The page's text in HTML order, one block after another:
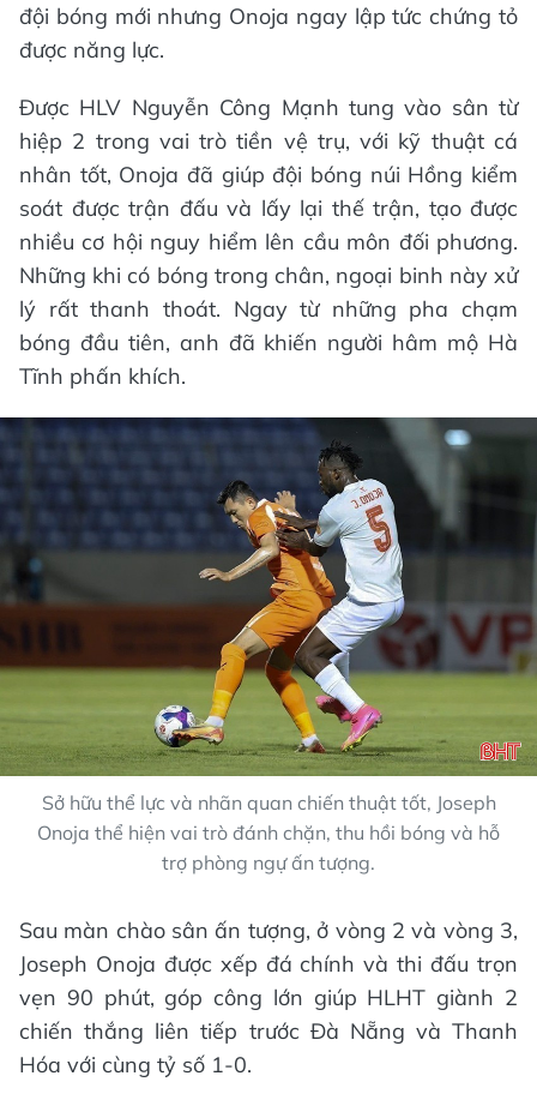
đội bóng mới nhưng Onoja ngay lập tức chứng tỏ
được năng lực.
Được HLV Nguyễn Công Mạnh tung vào sân từ
hiệp 2 trong vai trò tiền vệ trụ, với kỹ thuật cá
nhân tốt, Onoja đã giúp đội bóng núi Hồng kiểm
soát được trận đấu và lấy lại thế trận, tạo được
nhiều cơ hội nguy hiểm lên cầu môn đối phương.
Những khi có bóng trong chân, ngoại binh này xử
lý rất thanh thoát. Ngay từ những pha chạm
bóng đầu tiên, anh đã khiến người hâm mộ Hà
Tĩnh phấn khích.
Sở hữu thể lực và nhãn quan chiến thuật tốt, Joseph
Onoja thể hiện vai trò đánh chặn, thu hồi bóng và hỗ
trợ phòng ngự ấn tượng.
Sau màn chào sân ấn tượng, ở vòng 2 và vòng 3,
Joseph Onoja được xếp đá chính và thi đấu trọn
vẹn 90 phút, góp công lớn giúp HLHT giành 2
chiến thắng liên tiếp trước Đà Nẵng và Thanh
Hóa với cùng tỷ số 1-0.